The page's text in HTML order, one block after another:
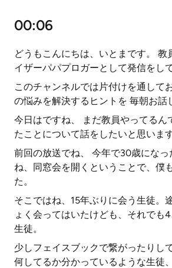
00:06
どうもこんにちは、いとまです。 教
イザーパパプロガーとして発信をし
このチャンネルでは片付けを通して
の悩みを解決するヒントを 毎朝お話
今日はですね、 まだ教員やってるん
たことについて話をしたいと思います
前回の放送でね、 今年で30歳にな
ね、同窓会を開くということで、僕
た。
そこではね、15年ぶりに会う生徒。
ょく会ってはいたけども、それでも
生徒。
少しフェイスブックで繋がったりし
何してるか分かっているような生徒